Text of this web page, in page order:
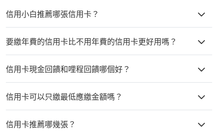
信用小白推薦哪張信用卡？
卡片通常適合沒有申辦過信用卡的人士。
要繳年費的信用卡比不用年費的信用卡更好用嗎？
有些年費卡提供更多額外福利，如較高的回饋率、免費機場貴賓室、
旅遊保險、指定餐廳優惠等，如果這些福利對您來說很有價值，則可
信用卡現金回饋和哩程回饋哪個好？
果您經常旅行，哩程回饋可能更有吸引力；如果您偏好直接的現金折
扣，則現金回饋可能更合適。
信用卡可以只繳最低應繳金額嗎？
繳最低金額可能會增加總債務並影響信用評分，因此建議盡可能全額
信用卡推薦哪幾張？